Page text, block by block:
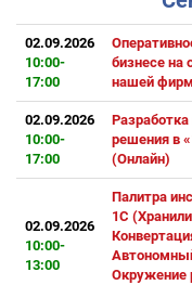
02.09.2026
10:00-
17:00
бизнесе на
нашей
02.09.2026
10:00-
17:00
решения в
(Онлайн)
02.09.2026
10:00-
13:00
Палитра
1С
Окружение